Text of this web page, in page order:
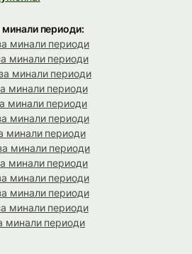
минали периоди:
минали периоди
минали периоди
минали периоди
минали периоди
минали периоди
минали периоди
минали периоди
минали периоди
минали периоди
минали периоди
минали периоди
минали периоди
минали периоди